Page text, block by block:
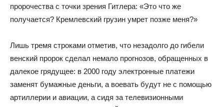
пророчества с точки зрения Гитлера: «Это что же
получается? Кремлевский грузин умрет позже меня?»
Лишь тремя строками отметив, что незадолго до гибели
венский пророк сделал немало прогнозов, обращенных в
далекое грядущее: в 2000 году электронные платежи
заменят бумажные деньги, а воевать будут не с помощью
артиллерии и авиации, а сидя за телевизионными